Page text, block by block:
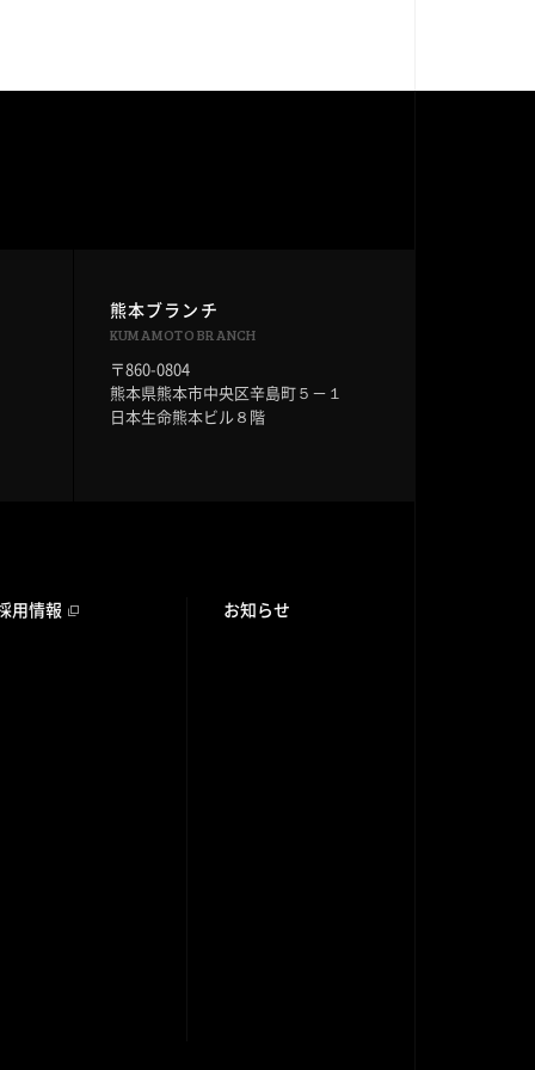
熊本ブランチ
KUMAMOTO BRANCH
〒860-0804
熊本県熊本市中央区辛島町５－１
日本生命熊本ビル８階
用情報 お知らせ